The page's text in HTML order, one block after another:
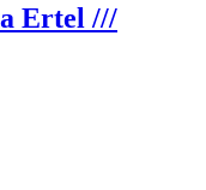
Ertel ///